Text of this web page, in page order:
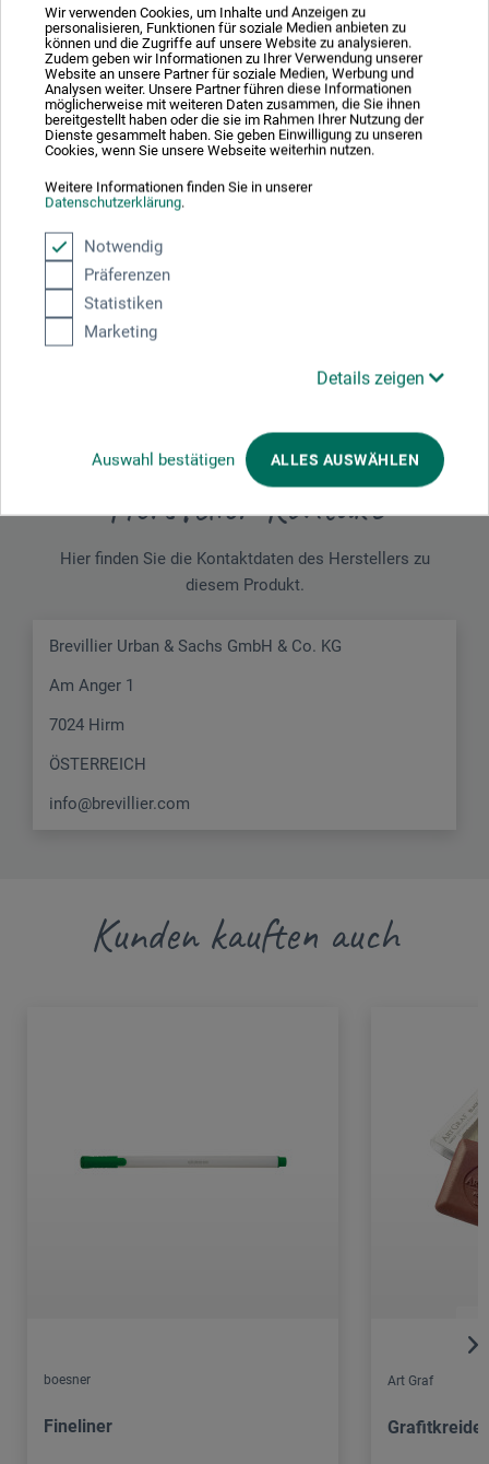
Wir verwenden Cookies, um Inhalte und Anzeigen zu
personalisieren, Funktionen für soziale Medien anbieten zu
können und die Zugriffe auf unsere Website zu analysieren.
Zudem geben wir Informationen zu Ihrer Verwendung unserer
Website an unsere Partner für soziale Medien, Werbung und
Analysen weiter. Unsere Partner führen diese Informationen
möglicherweise mit weiteren Daten zusammen, die Sie ihnen
bereitgestellt haben oder die sie im Rahmen Ihrer Nutzung der
Dienste gesammelt haben. Sie geben Einwilligung zu unseren
Cookies, wenn Sie unsere Webseite weiterhin nutzen.
Weitere Informationen finden Sie in unserer
Datenschutzerklärung.
Notwendig
Präferenzen
Statistiken
Marketing
Details zeigen
Auswahl bestätigen ALLES AUSWÄHLEN
Sicherheitsdatenblatt
DE_Cretacolor_Art-Chunky_Nero-soft_CC46122_2018.pdf
Produktbewertungen (0)
Schreiben Sie die erste Bewertung zu diesem Produkt
JETZT PRODUKT BEWERTEN
Hersteller-Kontakt
Hier finden Sie die Kontaktdaten des Herstellers zu
diesem Produkt.
Brevillier Urban & Sachs GmbH & Co. KG
Am Anger 1
7024 Hirm
ÖSTERREICH
info@brevillier.com
Kunden kauften auch
boesner
Fineliner
Art Graf
Grafitkreide